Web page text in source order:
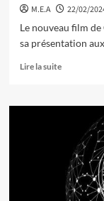
M.E.A
22/02/
Le nouveau film
sa présentation
Lire la suite